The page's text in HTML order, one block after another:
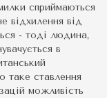
сприймаються
відхилення від
- тоді людина,
в
ставлення
можливість